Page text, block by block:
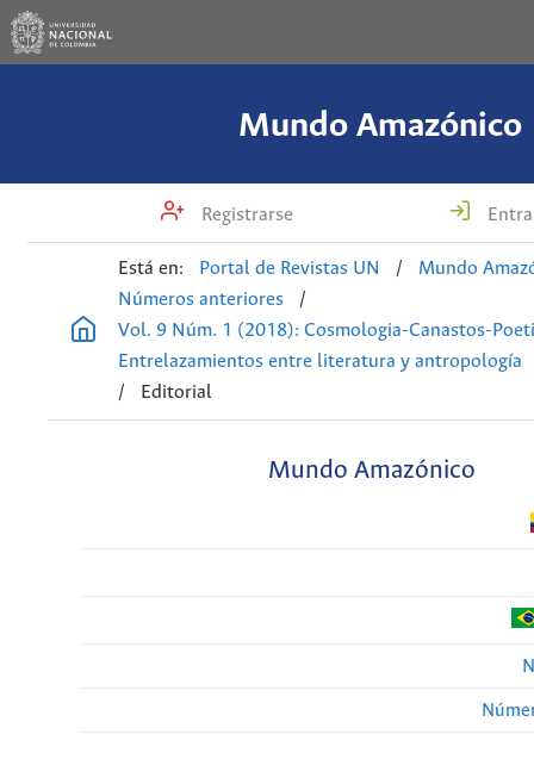
Mundo Amazónico
Registrarse
Está en: Portal de Revistas UN /
Mundo
Números anteriores
/
Vol. 9 Núm. 1 (2018): Cosmologia-Canastos-
Entrelazamientos entre literatura y antropología
/
Editorial
Mundo Amazónico